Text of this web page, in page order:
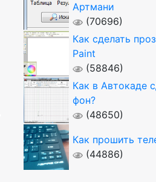
Артмани
(70696)
Как сделать
Paint
(58846)
Как в Автокаде
фон?
(48650)
Как прошить
(44886)